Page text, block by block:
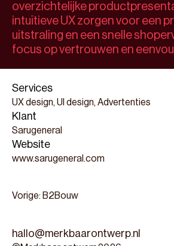
overzichtelijke
intuïtieve UX zorgen voor een
uitstraling en een snelle
focus op vertrouwen en
Vorige: B2Bouw
Klant
Sarugeneral
Website
www.sarugeneral.com
Services
UX design, UI design, Advertenties
hallo@merkbaarontwerp.nl